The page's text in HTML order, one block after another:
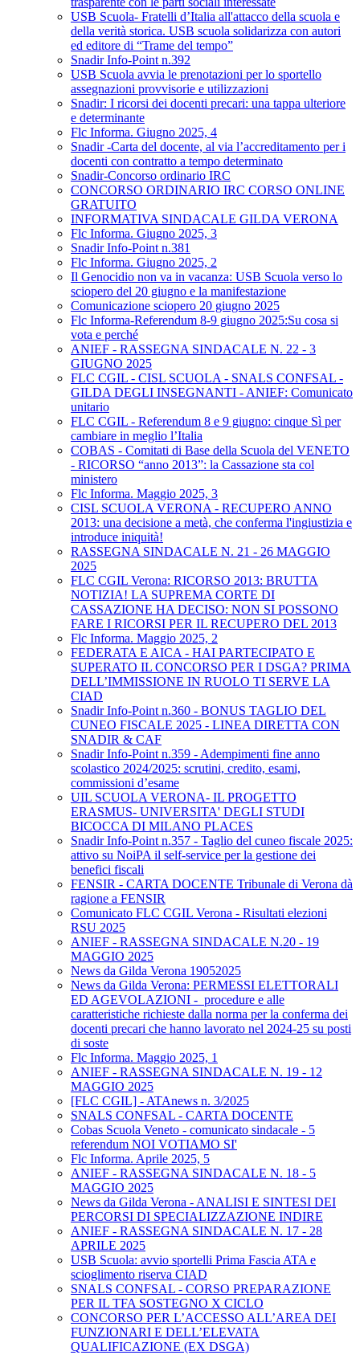
USB Scuola- Fratelli d’Italia all'attacco della scuola e
della verità storica. USB scuola solidarizza con autori
ed editore di “Trame del tempo”
Snadir Info-Point n.392
USB Scuola avvia le prenotazioni per lo sportello
assegnazioni provvisorie e utilizzazioni
Snadir: I ricorsi dei docenti precari: una tappa ulteriore
e determinante
Flc Informa. Giugno 2025, 4
Snadir -Carta del docente, al via l’accreditamento per i
docenti con contratto a tempo determinato
Snadir-Concorso ordinario IRC
CONCORSO ORDINARIO IRC CORSO ONLINE
GRATUITO
INFORMATIVA SINDACALE GILDA VERONA
Flc Informa. Giugno 2025, 3
Snadir Info-Point n.381
Flc Informa. Giugno 2025, 2
Il Genocidio non va in vacanza: USB Scuola verso lo
sciopero del 20 giugno e la manifestazione
Comunicazione sciopero 20 giugno 2025
Flc Informa-Referendum 8-9 giugno 2025:Su cosa si
vota e perché
ANIEF - RASSEGNA SINDACALE N. 22 - 3
GIUGNO 2025
FLC CGIL - CISL SCUOLA - SNALS CONFSAL -
GILDA DEGLI INSEGNANTI - ANIEF: Comunicato
unitario
FLC CGIL - Referendum 8 e 9 giugno: cinque Sì per
cambiare in meglio l’Italia
COBAS - Comitati di Base della Scuola del VENETO
- RICORSO “anno 2013”: la Cassazione sta col
ministero
Flc Informa. Maggio 2025, 3
CISL SCUOLA VERONA - RECUPERO ANNO
2013: una decisione a metà, che conferma l'ingiustizia e
introduce iniquità!
RASSEGNA SINDACALE N. 21 - 26 MAGGIO
2025
FLC CGIL Verona: RICORSO 2013: BRUTTA
NOTIZIA! LA SUPREMA CORTE DI
CASSAZIONE HA DECISO: NON SI POSSONO
FARE I RICORSI PER IL RECUPERO DEL 2013
Flc Informa. Maggio 2025, 2
FEDERATA E AICA - HAI PARTECIPATO E
SUPERATO IL CONCORSO PER I DSGA? PRIMA
DELL’IMMISSIONE IN RUOLO TI SERVE LA
CIAD
Snadir Info-Point n.360 - BONUS TAGLIO DEL
CUNEO FISCALE 2025 - LINEA DIRETTA CON
SNADIR & CAF
Snadir Info-Point n.359 - Adempimenti fine anno
scolastico 2024/2025: scrutini, credito, esami,
commissioni d’esame
UIL SCUOLA VERONA- IL PROGETTO
ERASMUS- UNIVERSITA' DEGLI STUDI
BICOCCA DI MILANO PLACES
Snadir Info-Point n.357 - Taglio del cuneo fiscale 2025:
attivo su NoiPA il self-service per la gestione dei
benefici fiscali
FENSIR - CARTA DOCENTE Tribunale di Verona dà
ragione a FENSIR
Comunicato FLC CGIL Verona - Risultati elezioni
RSU 2025
ANIEF - RASSEGNA SINDACALE N.20 - 19
MAGGIO 2025
News da Gilda Verona 19052025
News da Gilda Verona: PERMESSI ELETTORALI
ED AGEVOLAZIONI - procedure e alle
caratteristiche richieste dalla norma per la conferma dei
docenti precari che hanno lavorato nel 2024-25 su posti
di soste
Flc Informa. Maggio 2025, 1
ANIEF - RASSEGNA SINDACALE N. 19 - 12
MAGGIO 2025
[FLC CGIL] - ATAnews n. 3/2025
SNALS CONFSAL - CARTA DOCENTE
Cobas Scuola Veneto - comunicato sindacale - 5
referendum NOI VOTIAMO SI'
Flc Informa. Aprile 2025, 5
ANIEF - RASSEGNA SINDACALE N. 18 - 5
MAGGIO 2025
News da Gilda Verona - ANALISI E SINTESI DEI
PERCORSI DI SPECIALIZZAZIONE INDIRE
ANIEF - RASSEGNA SINDACALE N. 17 - 28
APRILE 2025
USB Scuola: avvio sportelli Prima Fascia ATA e
scioglimento riserva CIAD
SNALS CONFSAL - CORSO PREPARAZIONE
PER IL TFA SOSTEGNO X CICLO
CONCORSO PER L’ACCESSO ALL’AREA DEI
FUNZIONARI E DELL’ELEVATA
QUALIFICAZIONE (EX DSGA)